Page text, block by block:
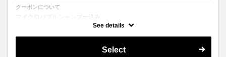
クーポンについて
マイクロバブルシャンプー込み
カット＋ストレートパーマ、縮毛矯正、ボリュームダウン
で、ご来店いただいた際にご相談させて頂きます。
●髪の長さにより別途ロング料金を頂戴いたします。
See details
Select